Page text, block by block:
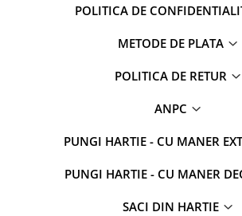
POLITICA DE
METODE DE PLATA
POLITICA DE RETUR
ANPC
PUNGI HARTIE - CU MANER
PUNGI HARTIE - CU MANER
SACI DIN HARTIE